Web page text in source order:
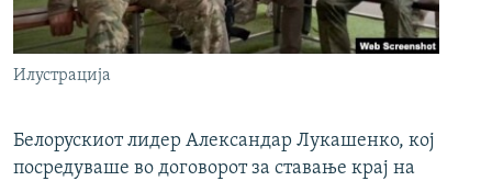
РСЕ веб страници
Илустрација
Белорускиот лидер Александар Лукашенко, кој
посредуваше во договорот за ставање крај на